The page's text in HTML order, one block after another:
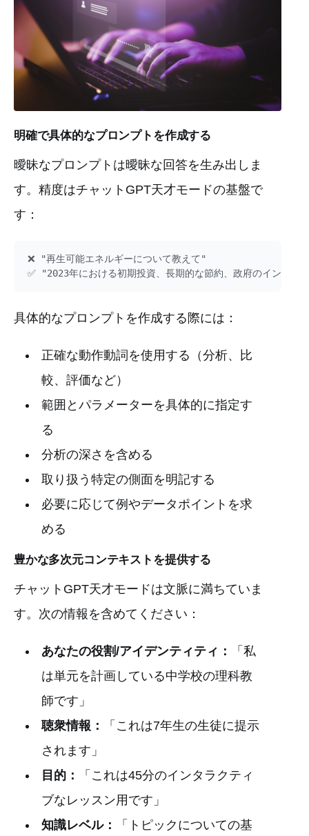
明確で具体的なプロンプトを作成する
曖昧なプロンプトは曖昧な回答を生み出しま
す。精度はチャットGPT天才モードの基盤で
す：
❌ "再生可能エネルギーについて教えて"
具体的なプロンプトを作成する際には：
正確な動作動詞を使用する（分析、比
較、評価など）
範囲とパラメーターを具体的に指定す
る
分析の深さを含める
取り扱う特定の側面を明記する
必要に応じて例やデータポイントを求
める
豊かな多次元コンテキストを提供する
チャットGPT天才モードは文脈に満ちていま
す。次の情報を含めてください：
あなたの役割/アイデンティティ：
「私
は単元を計画している中学校の理科教
師です」
聴衆情報：
「これは7年生の生徒に提示
されます」
目的：
「これは45分のインタラクティ
ブなレッスン用です」
知識レベル：
「トピックについての基